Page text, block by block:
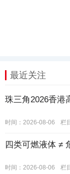
最近关注
珠三角2026香港
时间：2026-08-06 栏
四类可燃液体 ≠
时间：2026-08-06 栏